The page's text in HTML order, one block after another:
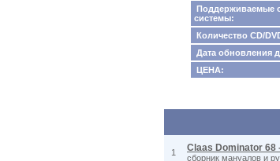
Поддерживаемые
системы:
Количество CD/
Дата обновления
ЦЕНА:
1 Claas Dominator 68
сборник мануалов и